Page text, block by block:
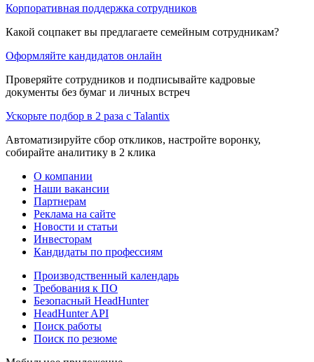
Корпоративная поддержка сотрудников
Какой соцпакет вы предлагаете семейным сотрудникам?
Оформляйте кандидатов онлайн
Проверяйте сотрудников и подписывайте кадровые
документы без бумаг и личных встреч
Ускорьте подбор в 2 раза с Talantix
Автоматизируйте сбор откликов, настройте воронку,
собирайте аналитику в 2 клика
О компании
Наши вакансии
Партнерам
Реклама на сайте
Новости и статьи
Инвесторам
Кандидаты по профессиям
Производственный календарь
Требования к ПО
Безопасный HeadHunter
HeadHunter API
Поиск работы
Поиск по резюме